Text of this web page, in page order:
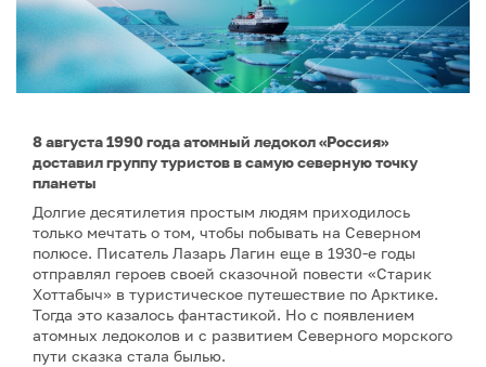
8 августа 1990 года атомный ледокол «Россия»
доставил группу туристов в самую северную точку
планеты
Долгие десятилетия простым людям приходилось
только мечтать о том, чтобы побывать на Северном
полюсе. Писатель Лазарь Лагин еще в 1930-е годы
отправлял героев своей сказочной повести «Старик
Хоттабыч» в туристическое путешествие по Арктике.
Тогда это казалось фантастикой. Но с появлением
атомных ледоколов и с развитием Северного морского
пути сказка стала былью.